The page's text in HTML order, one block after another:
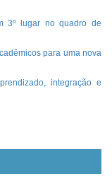
3º lugar no quadro de
para uma nova
integração e